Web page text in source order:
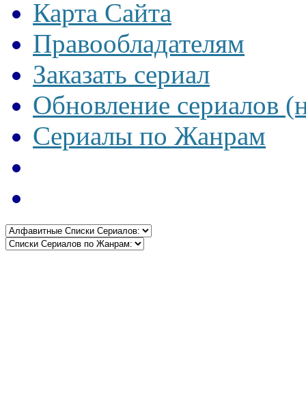
Карта Сайта
Правообладателям
Заказать сериал
Обновление сериалов
Сериалы по Жанрам